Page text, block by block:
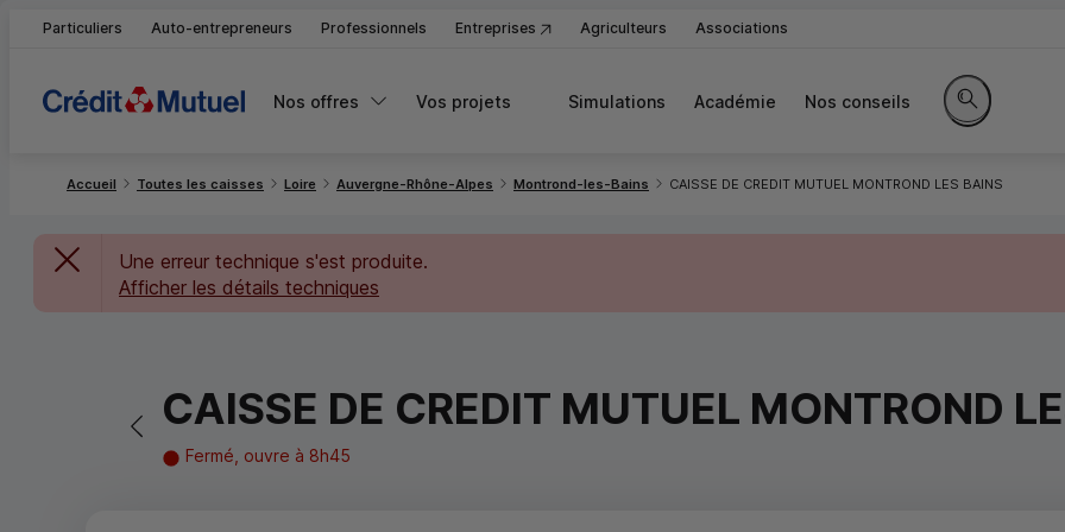
Particuliers Auto-entrepreneurs Professionnels Entreprises Agriculteurs Associations
Nos offres Vos projets Simulations Académie Nos conseils
Rechercher
Accueil Toutes les caisses Loire Auvergne-Rhône-Alpes Montrond-les-Bains CAISSE DE CREDIT MUTUEL MONTROND LES BAINS
Une erreur technique s'est produite.
Afficher les détails techniques
Retour vers la page précédente
CAISSE DE CREDIT MUTUEL MONTROND
Fermé, ouvre à 8h45